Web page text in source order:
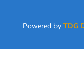
Powered by TDG